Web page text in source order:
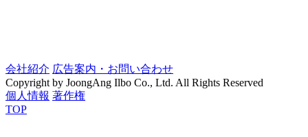
会社紹介 広告案内・お問い合わせ
Copyright by JoongAng Ilbo Co., Ltd. All Rights Reserved
個人情報 著作権
TOP